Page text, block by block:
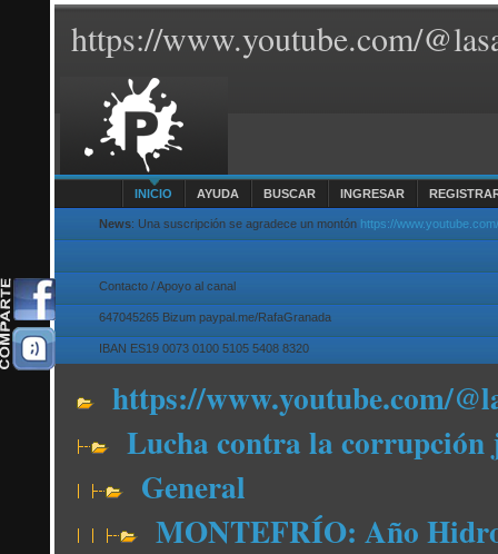
https://www.youtube.com/
INICIO AYUDA BUSCAR INGRESAR
News: Una suscripción se agradece un montón https://
Contacto / Apoyo al canal
647045265 Bizum paypal.me/RafaGranada
IBAN ES19 0073 0100 5105 5408 8320
https://www.youtube.com/
Lucha contra la
General
MONTEFRÍO: Año